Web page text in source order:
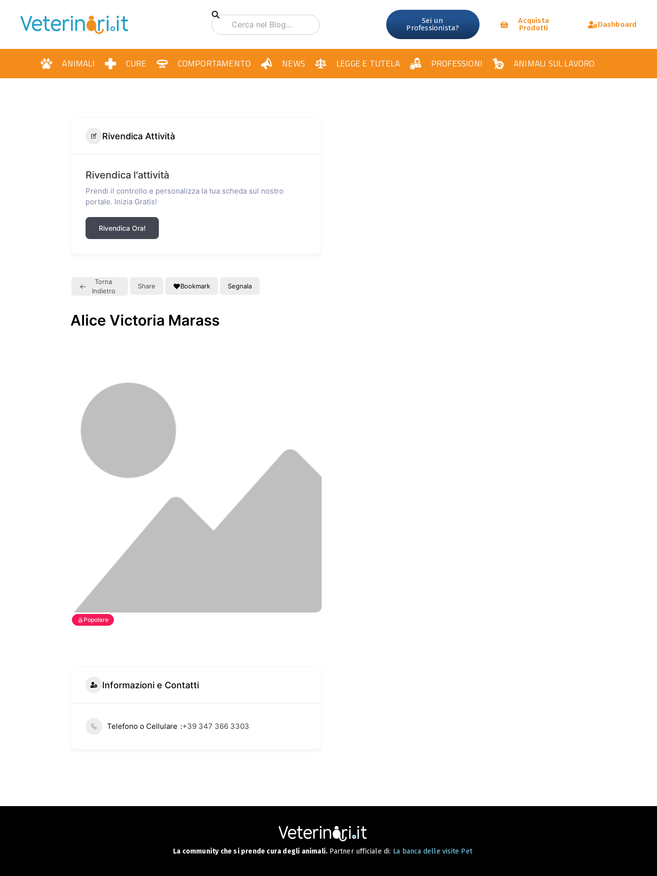
Sei un
Professionista?
Acquista
Prodotti
Dashboard
ANIMALI CURE COMPORTAMENTO NEWS LEGGE E TUTELA PROFESSIONI ANIMALI SUL LAVORO
Rivendica Attività
Rivendica l'attività
Prendi il controllo e personalizza la tua scheda sul nostro
portale. Inizia Gratis!
Rivendica Ora!
Torna
Indietro
Share Bookmark Segnala
Alice Victoria Marass
Popolare
Informazioni e Contatti
Telefono o Cellulare +39 347 366 3303
La community che si prende cura degli animali. Partner ufficiale di: La banca delle visite Pet